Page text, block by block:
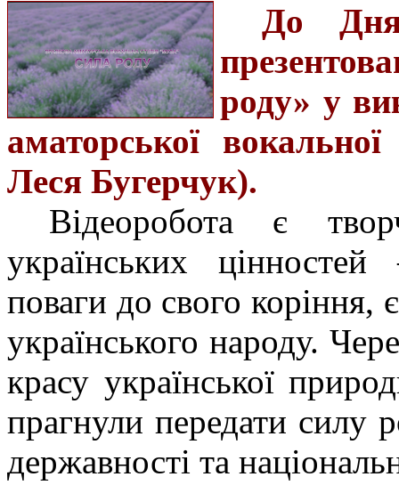
До Дня
роду» у
аматорської
Леся Бугерчук).
Відеоробота є
українських
поваги до свого коріння,
українського народу.
красу української
прагнули передати силу
державності та